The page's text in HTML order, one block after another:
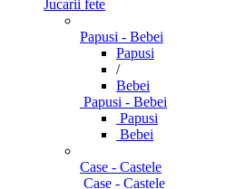
Jucarii fete
Papusi - Bebei
Papusi
/
Bebei
Papusi - Bebei
Papusi
Bebei
Case - Castele
Case - Castele